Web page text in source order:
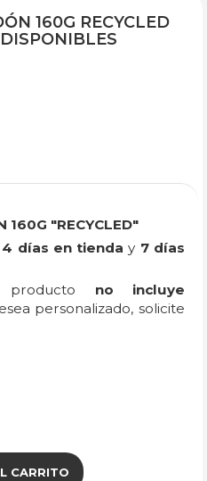
160G RECYCLED
160G "RECYCLED"
4 días en tienda y 7 días
no incluye
personalizado, solicite
CARRITO